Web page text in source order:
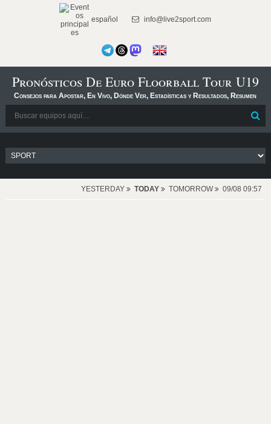
español info@live2sport.com
Pronósticos De Euro Floorball Tour U19
Consejos para Apostar, En Vivo, Dónde Ver, Estadísticas y Resultados, Resumen
YESTERDAY TODAY TOMORROW 09/08 09:57